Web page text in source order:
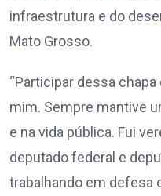
infraestrutura e do
Mato Grosso.
“Participar dessa
mim. Sempre mantive
e na vida pública. Fui
deputado federal e
trabalhando em defesa